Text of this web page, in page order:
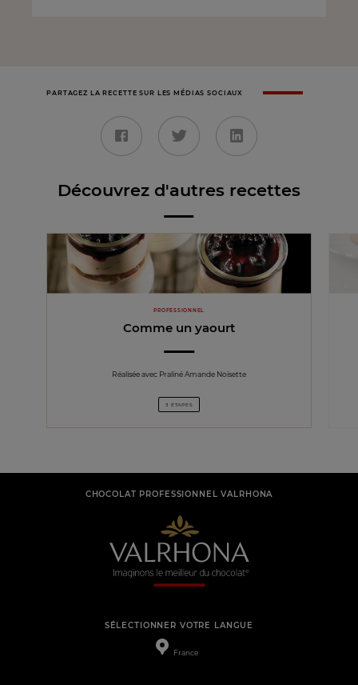
PARTAGEZ LA RECETTE SUR LES MÉDIAS SOCIAUX
Découvrez d'autres recettes
PROFESSIONNEL
Comme un yaourt
Réalisée avec Praliné Amande Noisette
3 ÉTAPES
CHOCOLAT PROFESSIONNEL VALRHONA
SÉLECTIONNER VOTRE LANGUE
France